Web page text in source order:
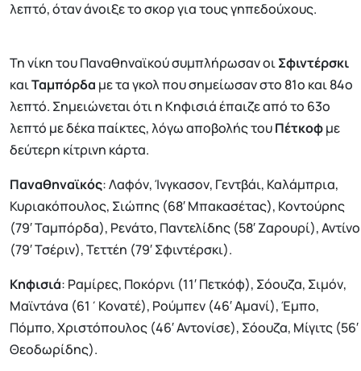
λεπτό, όταν άνοιξε το σκορ για τους γηπεδούχους.
Τη νίκη του Παναθηναϊκού συμπλήρωσαν οιΣφιντέρσκι
καιΤαμπόρδα με τα γκολ που σημείωσαν στο 81ο και 84ο
λεπτό. Σημειώνεται ότι η Κηφισιά έπαιζε από το 63ο
λεπτό με δέκα παίκτες, λόγω αποβολής τουΠέτκοφμε
δεύτερη κίτρινη κάρτα.
Παναθηναϊκός: Λαφόν, Ίνγκασον, Γεντβάι, Καλάμπρια,
Κυριακόπουλος, Σιώπης (68′ Μπακασέτας), Κοντούρης
(79′ Ταμπόρδα), Ρενάτο, Παντελίδης (58′ Ζαρουρί), Αντίνο
(79′ Τσέριν), Τεττέη (79′ Σφιντέρσκι).
Κηφισιά: Ραμίρες, Ποκόρνι (11′ Πετκόφ), Σόουζα, Σιμόν,
Μαϊντάνα (61΄Κονατέ), Ρούμπεν (46′ Αμανί), Έμπο,
Πόμπο, Χριστόπουλος (46′ Αντονίσε), Σόουζα, Μίγιτς (56′
Θεοδωρίδης).